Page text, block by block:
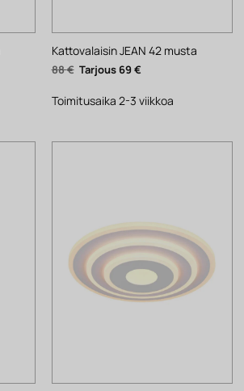
Kattovalaisin JEAN 42 musta
88€ Alkuperäinen
hinta
88 €.
69€
69 €.
Toimitusaika 2-3 viikkoa